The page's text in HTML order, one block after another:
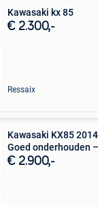
Kawasaki kx 85
€ 2.300,-
Ressaix
Kawasaki KX85
Goed onderhouden –
€ 2.900,-